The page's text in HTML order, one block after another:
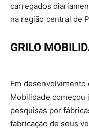
carregados
na região central de
GRILO
Em desenvolvimento
Mobilidade começou
pesquisas por
fabricação de seus